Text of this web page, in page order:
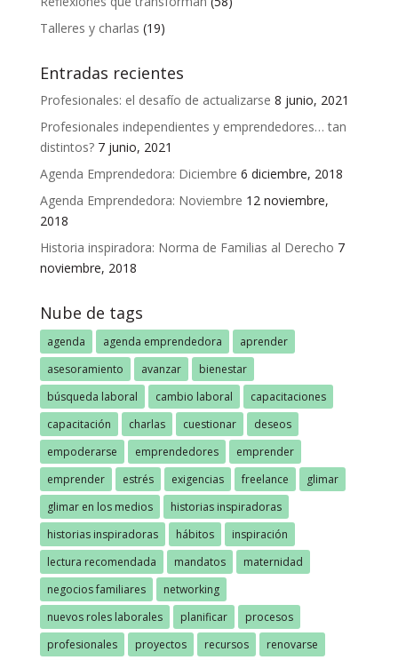
Talleres y charlas (19)
Entradas recientes
Profesionales: el desafío de actualizarse 8 junio, 2021
Profesionales independientes y emprendedores… tan
distintos? 7 junio, 2021
Agenda Emprendedora: Diciembre 6 diciembre, 2018
Agenda Emprendedora: Noviembre 12 noviembre,
2018
Historia inspiradora: Norma de Familias al Derecho 7
noviembre, 2018
Nube de tags
agenda agenda emprendedora
aprender
asesoramiento
avanzar
bienestar
búsqueda laboral
cambio laboral
capacitaciones
capacitación
charlas cuestionar
deseos
empoderarse
emprendedores
emprender
emprender
estrés exigencias freelance
glimar
glimar en los medios
historias inspiradoras
historias inspiradoras
hábitos
inspiración
lectura recomendada
mandatos
maternidad
negocios familiares
networking
nuevos roles laborales
planificar
procesos
profesionales
proyectos recursos
renovarse